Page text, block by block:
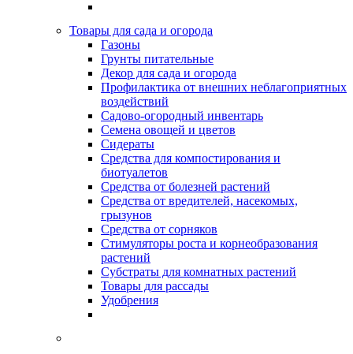
Товары для сада и огорода
Газоны
Грунты питательные
Декор для сада и огорода
Профилактика от внешних неблагоприятных
воздействий
Садово-огородный инвентарь
Семена овощей и цветов
Сидераты
Средства для компостирования и
биотуалетов
Средства от болезней растений
Средства от вредителей, насекомых,
грызунов
Средства от сорняков
Стимуляторы роста и корнеобразования
растений
Субстраты для комнатных растений
Товары для рассады
Удобрения